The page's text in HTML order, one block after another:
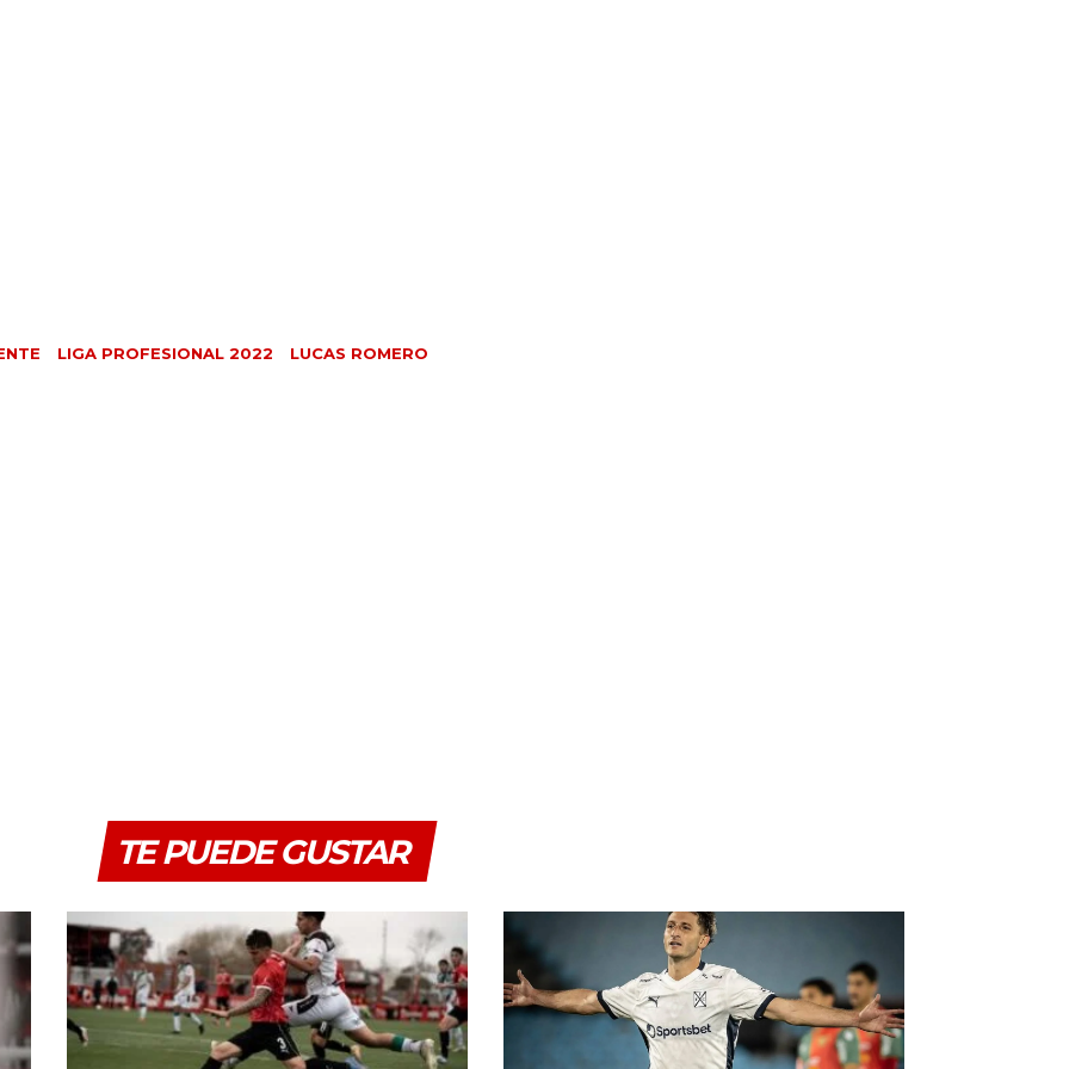
LIGA PROFESIONAL 2022 LUCAS ROMERO
TE PUEDE GUSTAR